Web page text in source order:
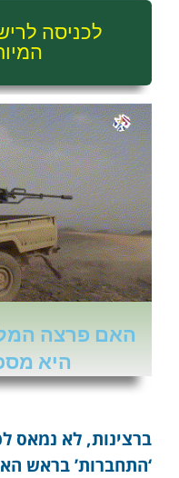
לכניסה
האם פרצה
היא
ברצינות, לא נמאס
‘התחברות’ בראש